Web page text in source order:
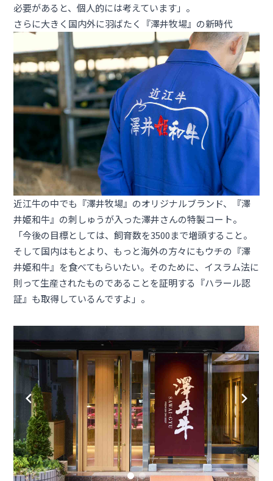
必要があると、個人的には考えています」。
さらに大きく国内外に羽ばたく『澤井牧場』の新時代
近江牛の中でも『澤井牧場』のオリジナルブランド、『澤
井姫和牛』の刺しゅうが入った澤井さんの特製コート。
「今後の目標としては、飼育数を3500まで増頭すること。
そして国内はもとより、もっと海外の方々にもウチの『澤
井姫和牛』を食べてもらいたい。そのために、イスラム法に
則って生産されたものであることを証明する『ハラール認
証』も取得しているんですよ」。